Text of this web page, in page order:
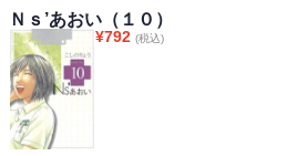
Ｎｓ’あおい（１０）
¥792 (税込)